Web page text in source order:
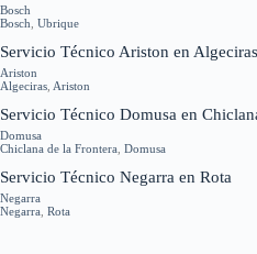
Bosch
Bosch Ubrique
Servicio Técnico Ariston en Algeciras
Ariston
Algeciras Ariston
Servicio Técnico Domusa en
Domusa
Chiclana de la Frontera Domusa
Servicio Técnico Negarra en Rota
Negarra
Negarra Rota